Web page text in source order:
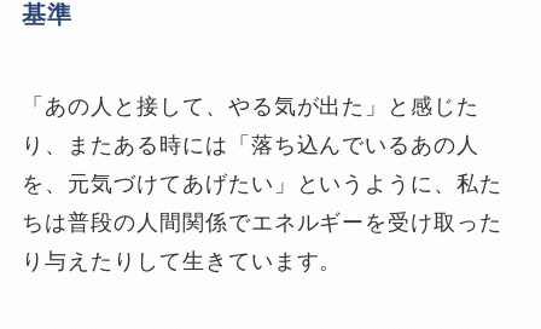
基準
「あの人と接して、やる気が出た」と感じた
り、またある時には「落ち込んでいるあの人
を、元気づけてあげたい」というように、私た
ちは普段の人間関係でエネルギーを受け取った
り与えたりして生きています。